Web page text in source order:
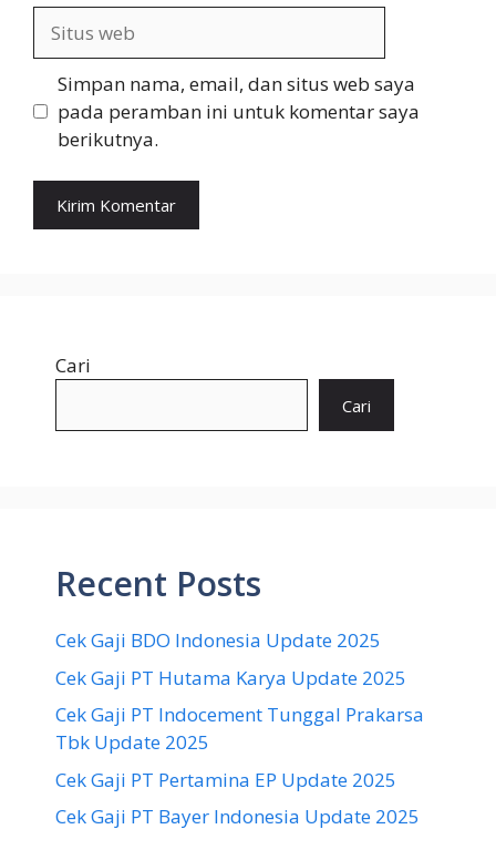
web
Simpan nama, email, dan situs web saya
pada peramban ini untuk komentar saya
berikutnya.
Cari
Cari
Recent Posts
Cek Gaji BDO Indonesia Update 2025
Cek Gaji PT Hutama Karya Update 2025
Cek Gaji PT Indocement Tunggal Prakarsa
Tbk Update 2025
Cek Gaji PT Pertamina EP Update 2025
Cek Gaji PT Bayer Indonesia Update 2025